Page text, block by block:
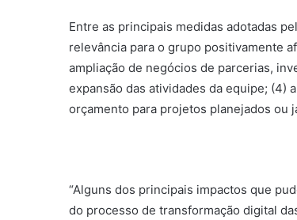
Entre as principais medidas adotadas
relevância para o grupo positivamente
ampliação de negócios de parcerias,
expansão das atividades da equipe; (4)
orçamento para projetos planejados ou
“Alguns dos principais impactos que
do processo de transformação digital